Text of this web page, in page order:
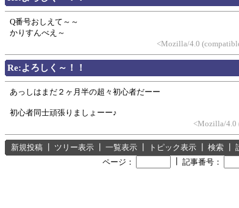
Q番号おしえて～～
かりすんべえ～
<Mozilla/4.0
Re:よろしく～！！
あっしはまだ２ヶ月半の超々初心者だーー
初心者同士頑張りましょーー♪
<Mozilla/4.0
新規投稿 ツリー表示 一覧表示 トピック表示 検索
ページ：
記事番号：